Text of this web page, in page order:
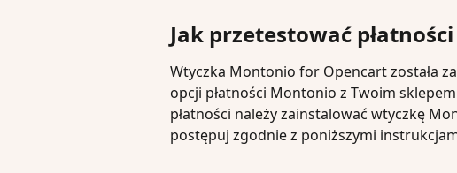
Jak przetestować
Wtyczka Montonio for Opencart została
opcji płatności Montonio z Twoim
płatności należy zainstalować wtyczkę
postępuj zgodnie z poniższymi